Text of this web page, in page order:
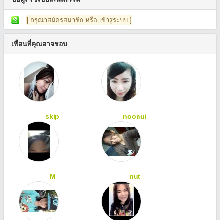
[ กรุณาสมัครสมาชิก หรือ เข้าสู่ระบบ ]
เพื่อนที่คุณอาจชอบ
skip noonui
M nut